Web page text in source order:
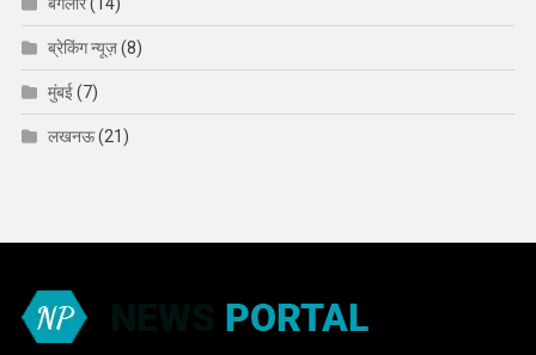
ब्रेकिंग न्यूज़(8)
मुंबई(7)
लखनऊ(21)